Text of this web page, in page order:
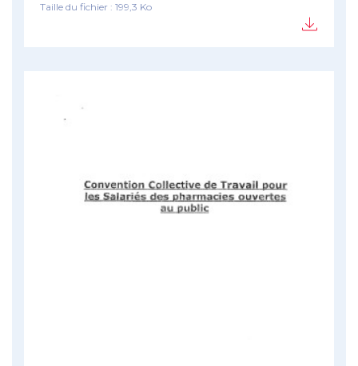
Taille du fichier : 199,3 Ko